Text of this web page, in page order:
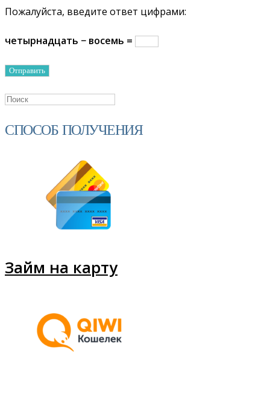
Пожалуйста, введите ответ цифрами:
четырнадцать − восемь =
СПОСОБ ПОЛУЧЕНИЯ
Займ на карту